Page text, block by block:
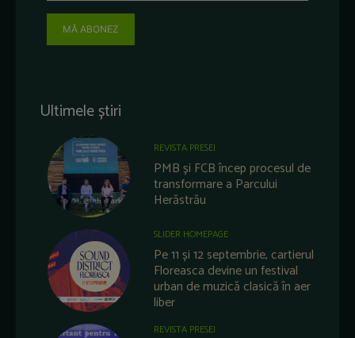
MĂ ABONEZ
Ultimele știri
REVISTA PRESEI
PMB și FCB încep procesul de
transformare a Parcului
Herăstrău
SLIDER HOMEPAGE
Pe 11 și 12 septembrie, cartierul
Floreasca devine un festival
urban de muzică clasică în aer
liber
REVISTA PRESEI